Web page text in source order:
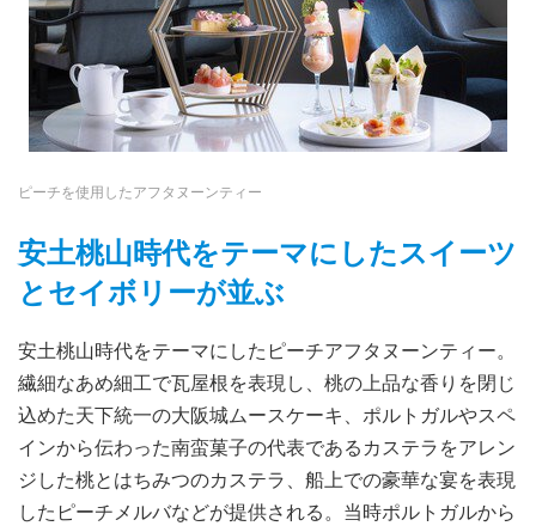
ピーチを使用したアフタヌーンティー
安土桃山時代をテーマにしたスイーツ
とセイボリーが並ぶ
安土桃山時代をテーマにしたピーチアフタヌーンティー。
繊細なあめ細工で瓦屋根を表現し、桃の上品な香りを閉じ
込めた天下統一の大阪城ムースケーキ、ポルトガルやスペ
インから伝わった南蛮菓子の代表であるカステラをアレン
ジした桃とはちみつのカステラ、船上での豪華な宴を表現
したピーチメルバなどが提供される。当時ポルトガルから